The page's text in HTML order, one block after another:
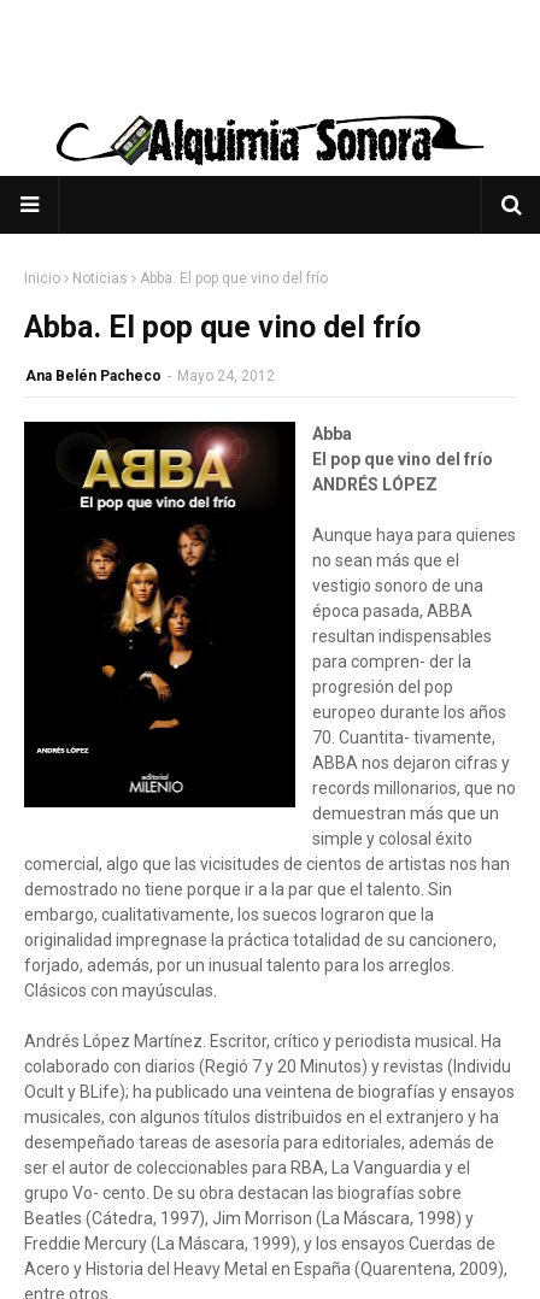
Inicio Noticias Abba. El pop que vino del frío
Abba. El pop que vino del frío
Ana Belén Pacheco - Mayo 24, 2012
Abba
El pop que vino del frío
ANDRÉS LÓPEZ
Aunque haya para quienes
no sean más que el
vestigio sonoro de una
época pasada, ABBA
resultan indispensables
para compren- der la
progresión del pop
europeo durante los años
70. Cuantita- tivamente,
ABBA nos dejaron cifras y
records millonarios, que no
demuestran más que un
simple y colosal éxito
comercial, algo que las vicisitudes de cientos de artistas nos han
demostrado no tiene porque ir a la par que el talento. Sin
embargo, cualitativamente, los suecos lograron que la
originalidad impregnase la práctica totalidad de su cancionero,
forjado, además, por un inusual talento para los arreglos.
Clásicos con mayúsculas.
Andrés López Martínez. Escritor, crítico y periodista musical. Ha
colaborado con diarios (Regió 7 y 20 Minutos) y revistas (Individu
Ocult y BLife); ha publicado una veintena de biografías y ensayos
musicales, con algunos títulos distribuidos en el extranjero y ha
desempeñado tareas de asesoría para editoriales, además de
ser el autor de coleccionables para RBA, La Vanguardia y el
grupo Vo- cento. De su obra destacan las biografías sobre
Beatles (Cátedra, 1997), Jim Morrison (La Máscara, 1998) y
Freddie Mercury (La Máscara, 1999), y los ensayos Cuerdas de
Acero y Historia del Heavy Metal en España (Quarentena, 2009),
entre otros.